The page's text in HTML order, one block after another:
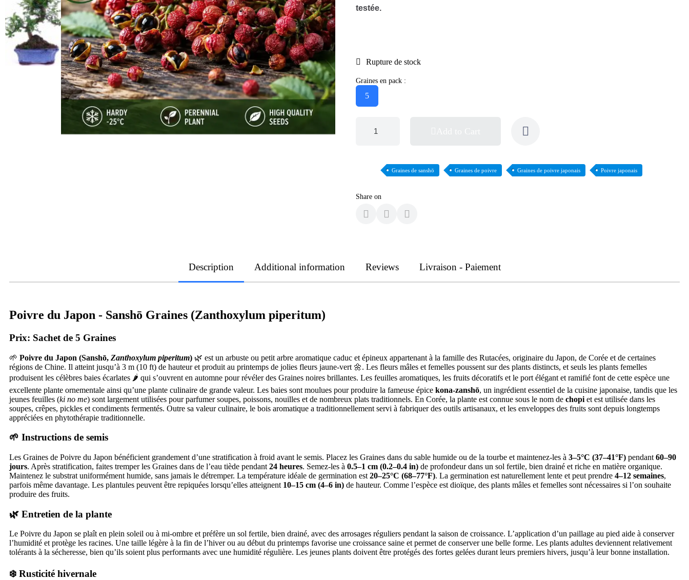
testée.
Rupture de stock
Graines en pack :
5
Graines de sanshō Graines de poivre Graines de poivre japonais Poivre japonais
Share on
Description Additional information Reviews Livraison - Paiement
Poivre du Japon - Sanshō Graines (Zanthoxylum piperitum)
Prix: Sachet de 5 Graines
🌱 Poivre du Japon (Sanshō, Zanthoxylum piperitum) 🌿 est un arbuste ou petit arbre aromatique caduc et épineux appartenant à la famille des Rutacées, originaire du Japon, de Corée et de certaines
régions de Chine. Il atteint jusqu’à 3 m (10 ft) de hauteur et produit au printemps de jolies fleurs jaune-vert 🌼. Les fleurs mâles et femelles poussent sur des plants distincts, et seuls les plants femelles
produisent les célèbres baies écarlates 🌶️ qui s’ouvrent en automne pour révéler des Graines noires brillantes. Les feuilles aromatiques, les fruits décoratifs et le port élégant et ramifié font de cette espèce une
excellente plante ornementale ainsi qu’une plante culinaire de grande valeur. Les baies sont moulues pour produire la fameuse épice kona-zanshō, un ingrédient essentiel de la cuisine japonaise, tandis que les
jeunes feuilles (ki no me) sont largement utilisées pour parfumer soupes, poissons, nouilles et de nombreux plats traditionnels. En Corée, la plante est connue sous le nom de chopi et est utilisée dans les
soupes, crêpes, pickles et condiments fermentés. Outre sa valeur culinaire, le bois aromatique a traditionnellement servi à fabriquer des outils artisanaux, et les enveloppes des fruits sont depuis longtemps
appréciées en phytothérapie traditionnelle.
🌱 Instructions de semis
Les Graines de Poivre du Japon bénéficient grandement d’une stratification à froid avant le semis. Placez les Graines dans du sable humide ou de la tourbe et maintenez-les à 3–5°C (37–41°F) pendant 60–90
jours. Après stratification, faites tremper les Graines dans de l’eau tiède pendant 24 heures. Semez-les à 0.5–1 cm (0.2–0.4 in) de profondeur dans un sol fertile, bien drainé et riche en matière organique.
Maintenez le substrat uniformément humide, sans jamais le détremper. La température idéale de germination est 20–25°C (68–77°F). La germination est naturellement lente et peut prendre 4–12 semaines,
parfois même davantage. Les plantules peuvent être repiquées lorsqu’elles atteignent 10–15 cm (4–6 in) de hauteur. Comme l’espèce est dioïque, des plants mâles et femelles sont nécessaires si l’on souhaite
produire des fruits.
🌿 Entretien de la plante
Le Poivre du Japon se plaît en plein soleil ou à mi-ombre et préfère un sol fertile, bien drainé, avec des arrosages réguliers pendant la saison de croissance. L’application d’un paillage au pied aide à conserver
l’humidité et protège les racines. Une taille légère à la fin de l’hiver ou au début du printemps favorise une croissance saine et permet de conserver une belle forme. Les plants adultes deviennent relativement
tolérants à la sécheresse, bien qu’ils soient plus performants avec une humidité régulière. Les jeunes plants doivent être protégés des fortes gelées durant leurs premiers hivers, jusqu’à leur bonne installation.
❄️ Rusticité hivernale